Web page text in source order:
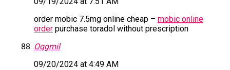
order mobic 7.5mg online cheap – mobic online
orderpurchase toradol without prescription
Oqgmil
09/20/2024 at 4:49 AM